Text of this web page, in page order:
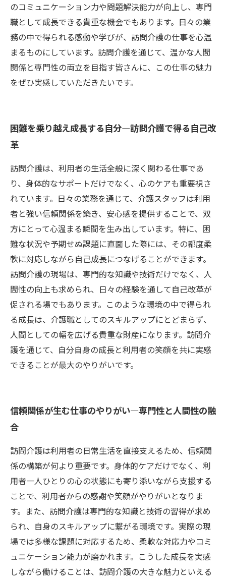
のコミュニケーション力や問題解決能力が向上し、専門
職として成長できる貴重な機会でもあります。日々の業
務の中で得られる感動や学びが、訪問介護の仕事を心温
まるものにしています。訪問介護を通じて、温かな人間
関係と専門性の両立を目指す皆さんに、この仕事の魅力
をぜひ実感していただきたいです。
困難を乗り越え成長する自分―訪問介護で得る自己改
革
訪問介護は、利用者の生活全般に深く関わる仕事であ
り、身体的なサポートだけでなく、心のケアも重要視さ
れています。日々の業務を通じて、介護スタッフは利用
者と強い信頼関係を築き、安心感を提供することで、双
方にとって心温まる瞬間を生み出しています。特に、困
難な状況や予期せぬ課題に直面した際には、その都度柔
軟に対応しながら自己成長につなげることができます。
訪問介護の現場は、専門的な知識や技術だけでなく、人
間性の向上も求められ、日々の経験を通して自己改革が
促される場でもあります。このような環境の中で得られ
る成長は、介護職としてのスキルアップにとどまらず、
人間としての幅を広げる貴重な財産になります。訪問介
護を通じて、自分自身の成長と利用者の笑顔を共に実感
できることが最大のやりがいです。
信頼関係が生む仕事のやりがい―専門性と人間性の融
合
訪問介護は利用者の日常生活を直接支えるため、信頼関
係の構築が何より重要です。身体的ケアだけでなく、利
用者一人ひとりの心の状態にも寄り添いながら支援する
ことで、利用者からの感謝や笑顔がやりがいとなりま
す。また、訪問介護は専門的な知識と技術の習得が求め
られ、自身のスキルアップに繋がる環境です。実際の現
場では多様な課題に対応するため、柔軟な対応力やコミ
ュニケーション能力が磨かれます。こうした成長を実感
しながら働けることは、訪問介護の大きな魅力といえる